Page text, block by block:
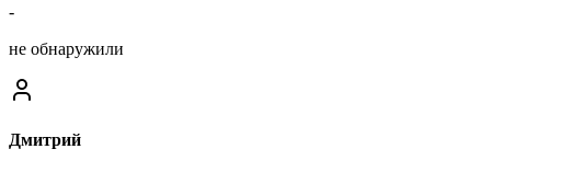
-
не обнаружили
Дмитрий